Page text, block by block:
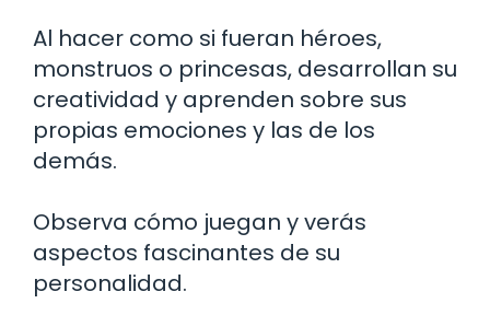
Al hacer como si fueran héroes,
monstruos o princesas, desarrollan su
creatividad y aprenden sobre sus
propias emociones y las de los
demás.
Observa cómo juegan y verás
aspectos fascinantes de su
personalidad.